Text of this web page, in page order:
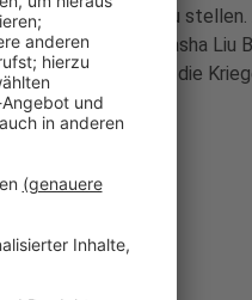
Befehlshaber zu stellen.
Sabine Wren (Natasha Liu
Winstead). Doch die